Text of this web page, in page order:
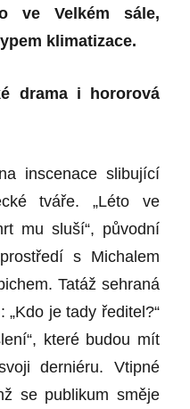
ve Velkém sále,
klimatizace.
drama i hororová
inscenace slibující
tváře. „Léto ve
mu sluší“, původní
s Michalem
Tatáž sehraná
je tady ředitel?“
které budou mít
derniéru. Vtipné
se publikum směje